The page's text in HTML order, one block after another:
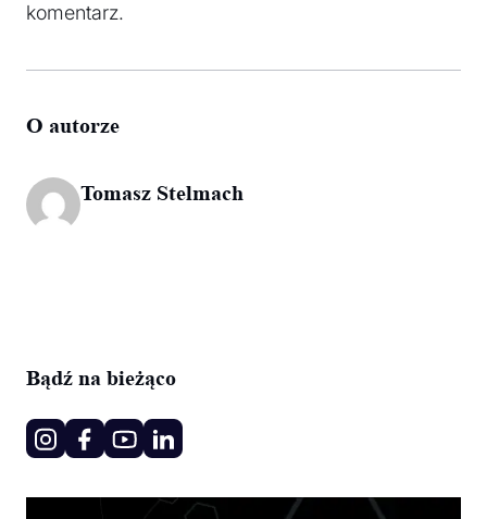
komentarz.
O autorze
Tomasz Stelmach
Bądź na bieżąco